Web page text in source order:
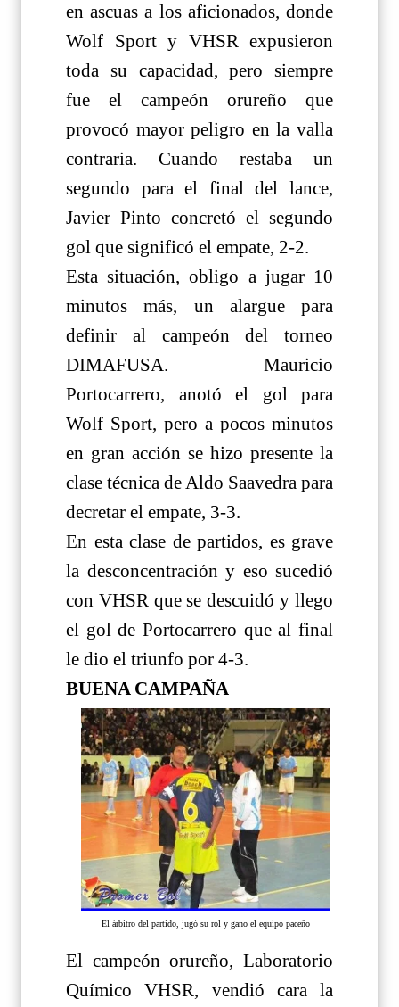
en ascuas a los aficionados, donde
Wolf Sport y VHSR expusieron
toda su capacidad, pero siempre
fue el campeón orureño que
provocó mayor peligro en la valla
contraria. Cuando restaba un
segundo para el final del lance,
Javier Pinto concretó el segundo
gol que significó el empate, 2-2.
Esta situación, obligo a jugar 10
minutos más, un alargue para
definir al campeón del torneo
DIMAFUSA. Mauricio
Portocarrero, anotó el gol para
Wolf Sport, pero a pocos minutos
en gran acción se hizo presente la
clase técnica de Aldo Saavedra para
decretar el empate, 3-3.
En esta clase de partidos, es grave
la desconcentración y eso sucedió
con VHSR que se descuidó y llego
el gol de Portocarrero que al final
le dio el triunfo por 4-3.
BUENA CAMPAÑA
El árbitro del partido, jugó su rol y gano el equipo paceño
El campeón orureño, Laboratorio
Químico VHSR, vendió cara la